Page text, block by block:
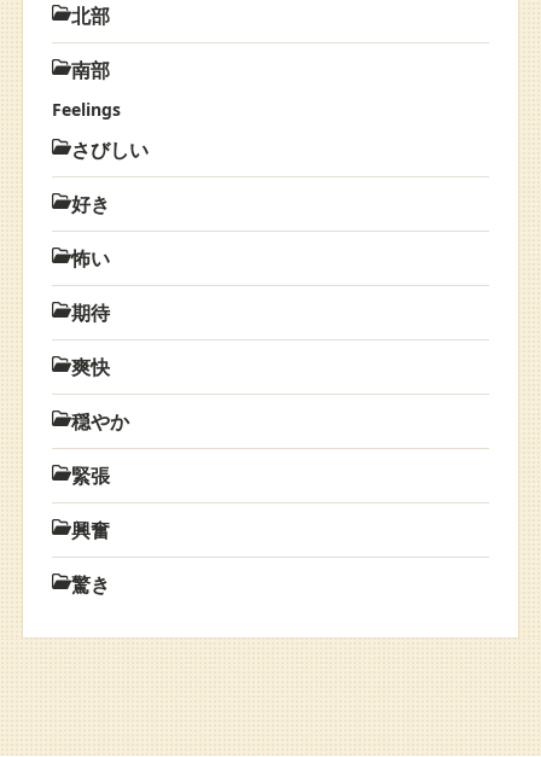
北部
南部
Feelings
さびしい
好き
怖い
期待
爽快
穏やか
緊張
興奮
驚き